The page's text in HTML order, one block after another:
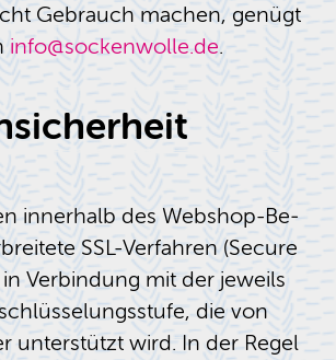
Ge­brauch ma­chen, ge­nügt
info@​sockenwolle.​de.
in­ner­halb des Web­shop-Be­
SSL-Ver­fah­ren (Se­cu­re
in Ver­bin­dung mit der je­weils
die von
un­ter­stützt wird. In der Regel